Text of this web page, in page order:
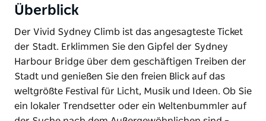
Überblick
Der Vivid Sydney Climb ist das angesagteste Ticket
der Stadt. Erklimmen Sie den Gipfel der Sydney
Harbour Bridge über dem geschäftigen Treiben der
Stadt und genießen Sie den freien Blick auf das
weltgrößte Festival für Licht, Musik und Ideen. Ob Sie
ein lokaler Trendsetter oder ein Weltenbummler auf